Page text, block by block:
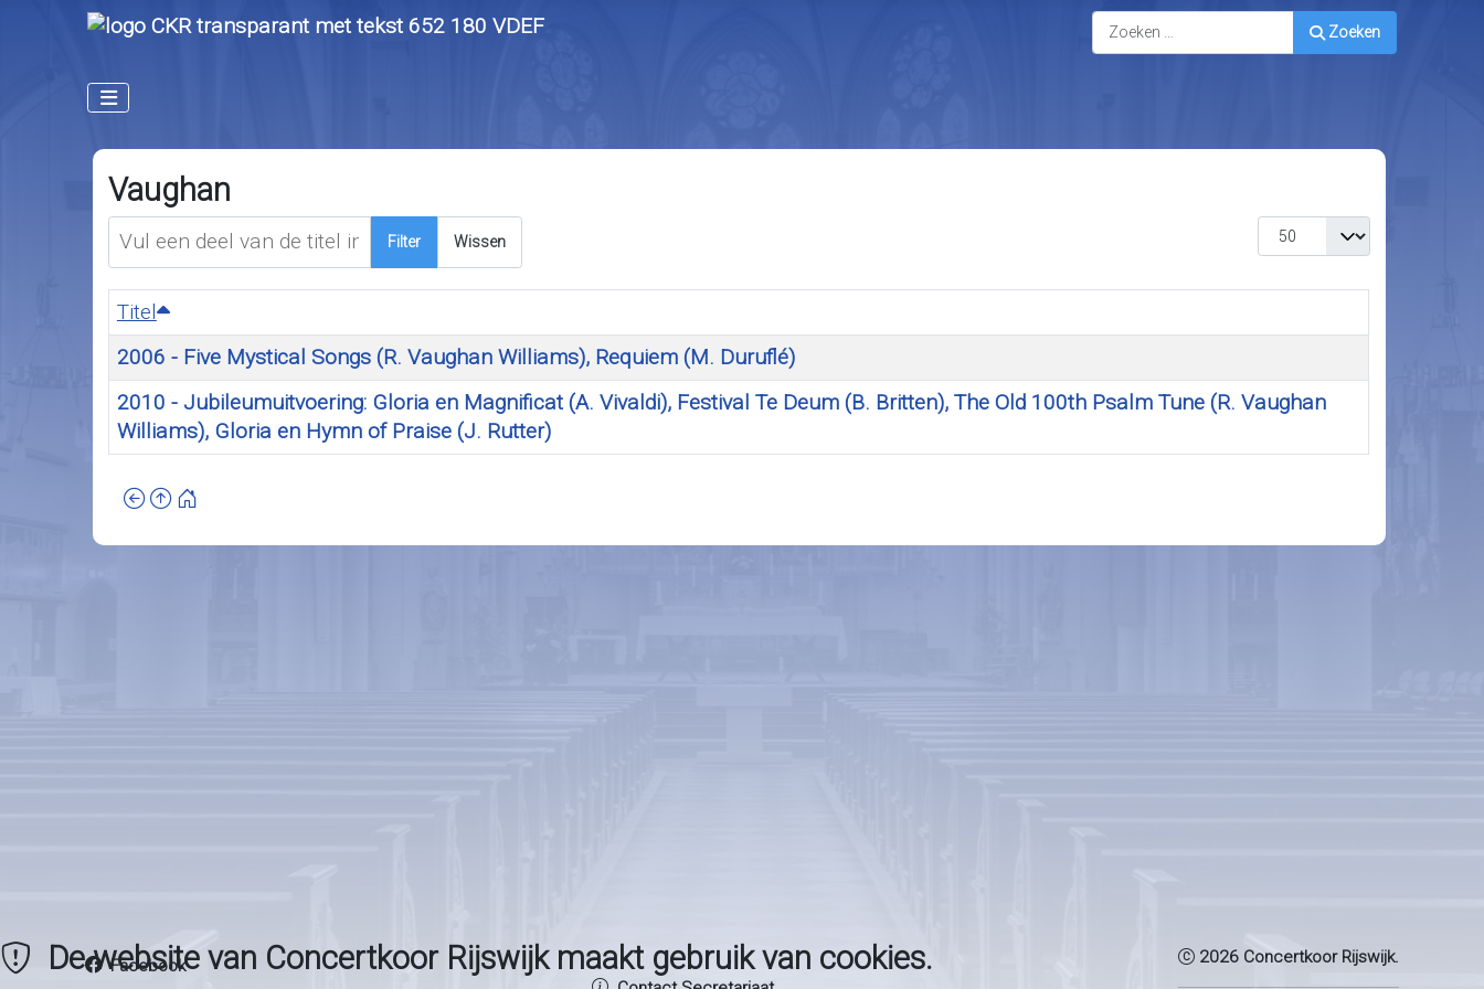
Zoeken Zoeken
Vaughan
Vul een deel van de titel in
Filter Wissen
Toon #
Titel
2006 - Five Mystical Songs (R. Vaughan Williams), Requiem (M. Duruflé)
2010 - Jubileumuitvoering: Gloria en Magnificat (A. Vivaldi), Festival Te Deum (B. Britten), The Old 100th Psalm Tune (R. Vaughan
Williams), Gloria en Hymn of Praise (J. Rutter)
Facebook
2026 Concertkoor Rijswijk.
De website van Concertkoor Rijswijk maakt gebruik van cookies.